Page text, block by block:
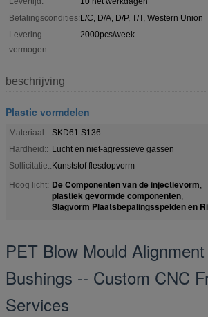
Betalingscondities:L/C, D/A, D/P, T/T, Western Union
Levering
vermogen:
2000pcs/week
beschrijving
Plastic vormdelen
Materiaal:: SKD61 S136
Hardheid:: Lucht en niet-agressieve gassen
Sollicitatie::Kunststof flesdopvorm
Hoog licht: De Componenten van de injectievorm,
plastiek gevormde componenten,
Slagvorm Plaatsbepalingsspelden en
PET Blow Mould
Bushings -- Custom CNC
Services